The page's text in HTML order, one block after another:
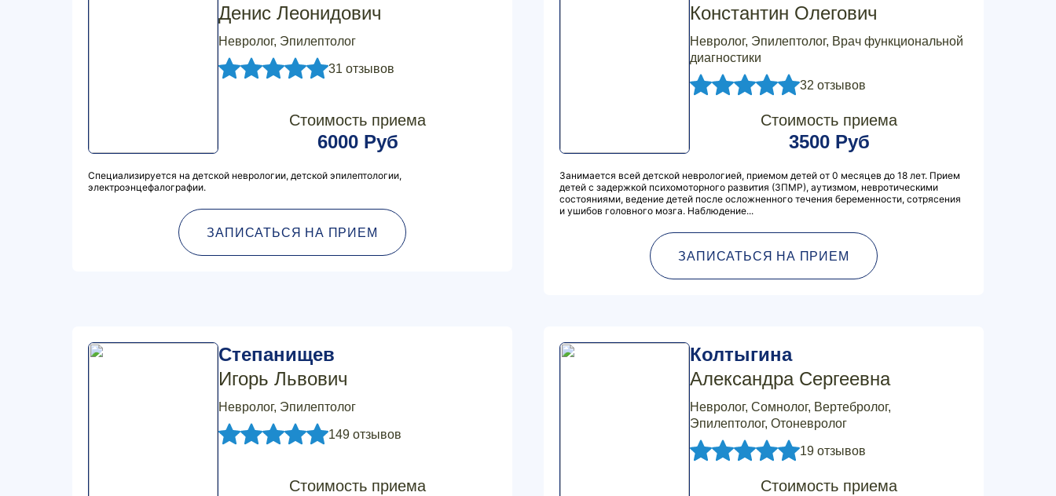
Денис Леонидович
Невролог, Эпилептолог
31 отзывов
Стоимость приема
6000 Руб
Специализируется на детской неврологии, детской эпилептологии,
электроэнцефалографии.
ЗАПИСАТЬСЯ НА ПРИЕМ
Константин Олегович
Невролог, Эпилептолог, Врач функциональной
диагностики
32 отзывов
Стоимость приема
3500 Руб
Занимается всей детской неврологией, приемом детей от 0 месяцев до 18 лет. Прием
детей с задержкой психомоторного развития (ЗПМР), аутизмом, невротическими
состояниями, ведение детей после осложненного течения беременности, сотрясения
и ушибов головного мозга. Наблюдение...
ЗАПИСАТЬСЯ НА ПРИЕМ
Степанищев
Игорь Львович
Невролог, Эпилептолог
149 отзывов
Стоимость приема
Колтыгина
Александра Сергеевна
Невролог, Сомнолог, Вертебролог,
Эпилептолог, Отоневролог
19 отзывов
Стоимость приема